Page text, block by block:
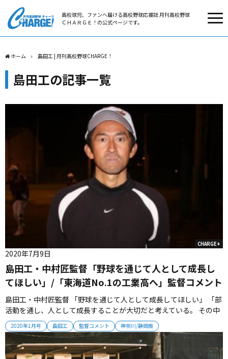
高校球児、ファンへ届ける高校野球応援誌 月刊高校野球
ＣＨＡＲＧＥ！の公式ページです。
ホーム 島田工 | 月刊高校野球CHARGE！
島田工の記事一覧
CHARGE+
2020年1月号 島田工 監督コメント 神奈川/静岡版
島田工・中村匠監督「野球を通じて人として成長し
てほしい」/「東海道No.1の工業高へ」監督コメント
2020年7月9日
島田工・中村匠監督 「野球を通じて人として成長してほしい」 「部
活動を通し、人として成長することが大切だと考えている。 その中
で、選手たちは一生懸命に真っすぐ取り組んでいる。 ただ、野球で
も私生活でもイレギュラーが起こった時にどう対処できるのか。 そ
こが課題だと思っている。 まず、来年の目標は春の県大会に出場し
て１勝す...